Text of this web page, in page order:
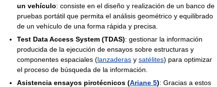
un vehículo: consiste en el diseño y realización de un banco de
pruebas portátil que permita el análisis geométrico y equilibrado
de un vehículo de una forma rápida y precisa.
Test Data Access System (TDAS): gestionar la información
producida de la ejecución de ensayos sobre estructuras y
componentes espaciales (lanzaderas y satélites) para optimizar
el proceso de búsqueda de la información.
Asistencia ensayos pirotécnicos (Ariane 5): Gracias a estos